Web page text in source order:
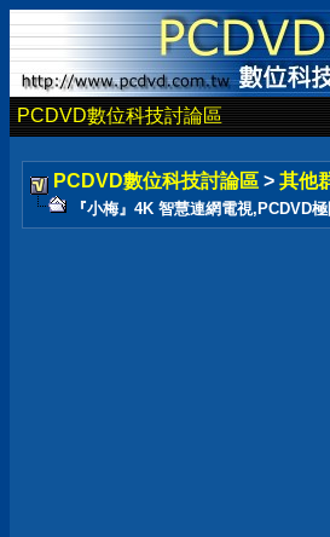
PCDVD數位科技討論區
PCDVD數位科技討論區 > 其他
『小梅』4K 智慧連網電視,PCDVD